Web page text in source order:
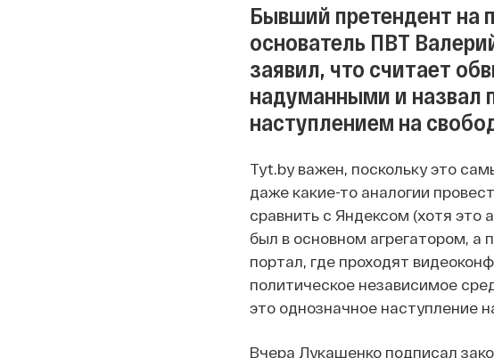
Бывший претендент на
основатель ПВТ
заявил, что считает
надуманными и назвал
наступлением на
Tyt.by важен, поскольку это
даже какие-то аналогии
сравнить с Яндексом (хотя это
был в основном агрегатором, а
портал, где проходят
политическое независимое
это однозначное наступление
Вчера Лукашенко подписал